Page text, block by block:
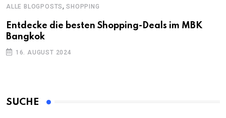
ALLE BLOGPOSTS,SHOPPING
Entdecke die besten Shopping-Deals im MBK
Bangkok
16. AUGUST 2024
SUCHE